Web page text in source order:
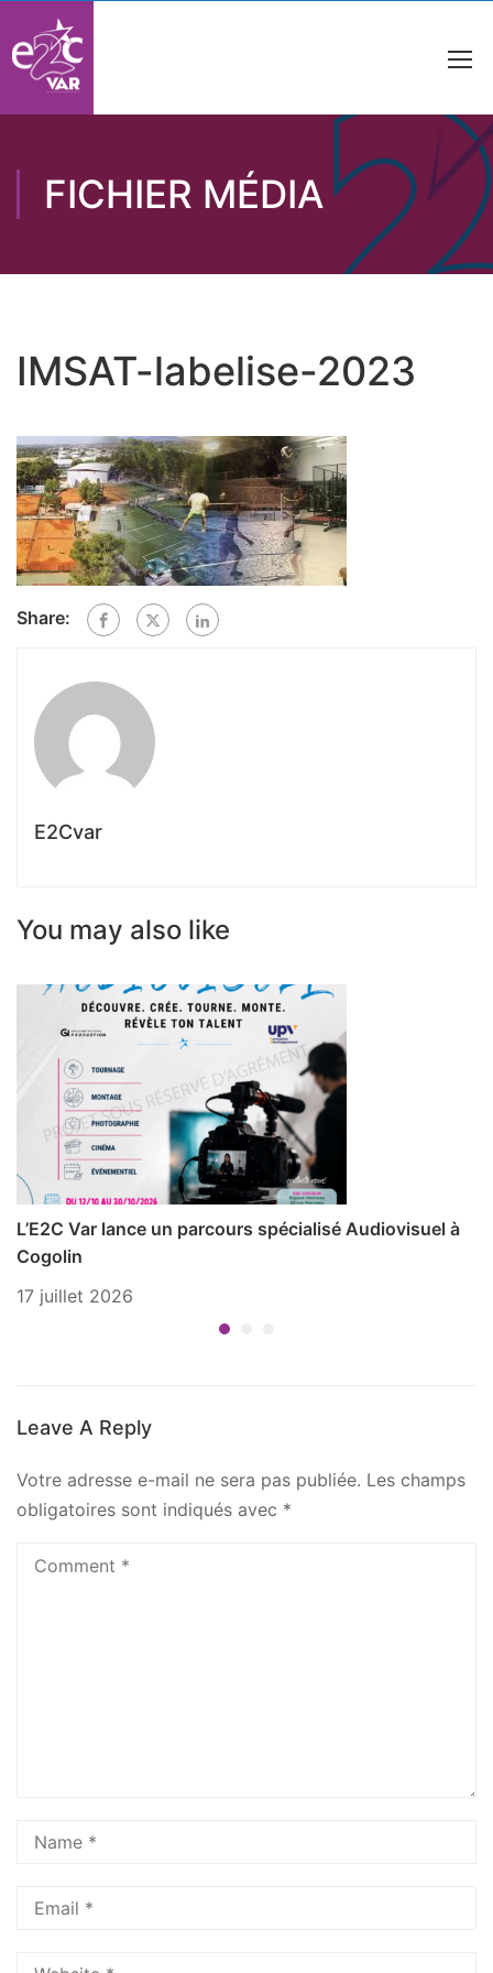
FICHIER MÉDIA
IMSAT-labelise-2023
Share:
E2Cvar
You may also like
L’E2C Var lance un parcours spécialisé Audiovisuel à
Cogolin
17 juillet 2026
Leave A Reply
Votre adresse e-mail ne sera pas publiée. Les champs
obligatoires sont indiqués avec *